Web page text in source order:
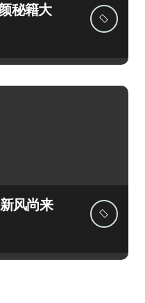
秘籍大
风尚来